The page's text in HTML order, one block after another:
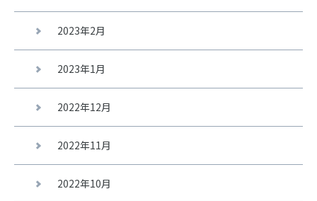
2023年2月
2023年1月
2022年12月
2022年11月
2022年10月